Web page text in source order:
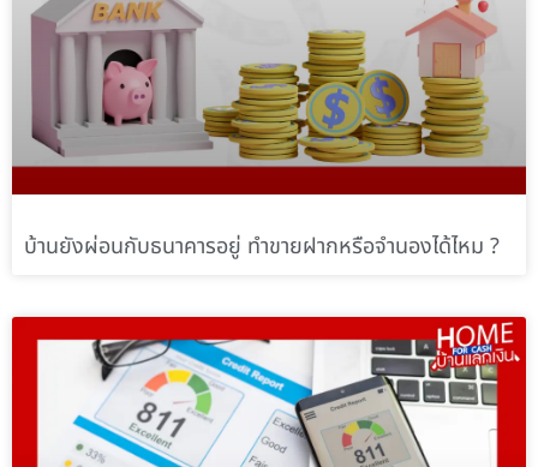
บ้านยังผ่อนกับธนาคารอยู่ ทำขายฝากหรือจำนองได้ไหม ?